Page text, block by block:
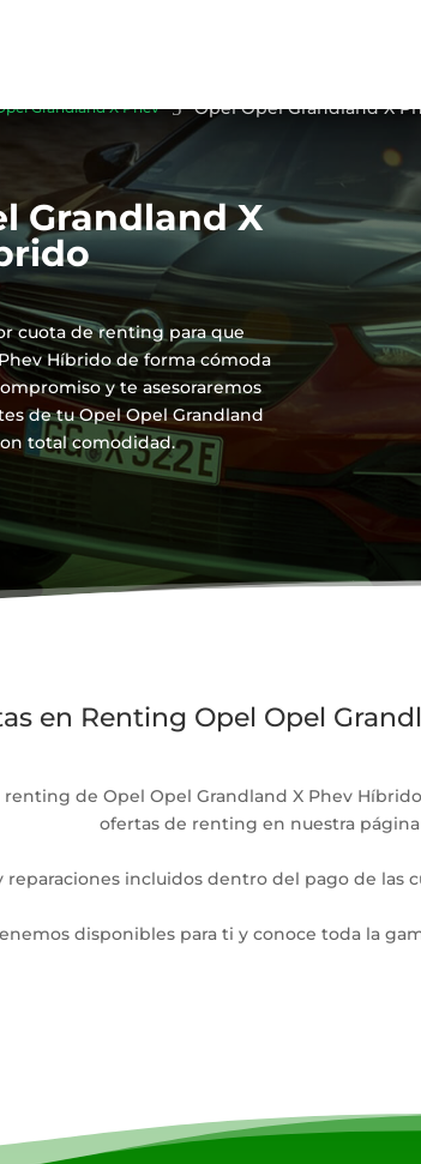
Grandland X Phev 5 Opel Opel Grandland X
Grandland X
cuota de renting para que
Híbrido de forma cómoda
y te asesoraremos
de tu Opel Opel Grandland
total comodidad.
en Renting Opel Opel
de Opel Opel Grandland X Phev
ofertas de renting en nuestra
reparaciones incluidos dentro del pago de las
disponibles para ti y conoce toda la